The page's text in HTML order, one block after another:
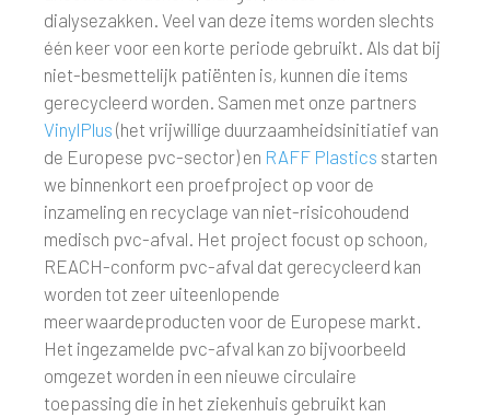
dialysezakken. Veel van deze items worden slechts
één keer voor een korte periode gebruikt. Als dat bij
niet-besmettelijk patiënten is, kunnen die items
gerecycleerd worden. Samen met onze partners
VinylPlus (het vrijwillige duurzaamheidsinitiatief van
de Europese pvc-sector) en RAFF Plastics starten
we binnenkort een proefproject op voor de
inzameling en recyclage van niet-risicohoudend
medisch pvc-afval. Het project focust op schoon,
REACH-conform pvc-afval dat gerecycleerd kan
worden tot zeer uiteenlopende
meerwaardeproducten voor de Europese markt.
Het ingezamelde pvc-afval kan zo bijvoorbeeld
omgezet worden in een nieuwe circulaire
toepassing die in het ziekenhuis gebruikt kan